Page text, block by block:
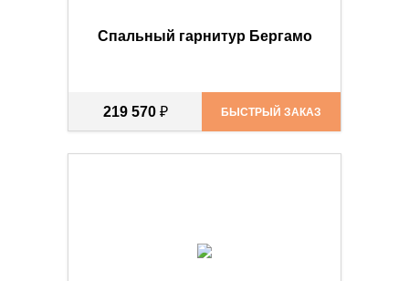
Спальный гарнитур Бергамо
219 570 ₽ БЫСТРЫЙ ЗАКАЗ